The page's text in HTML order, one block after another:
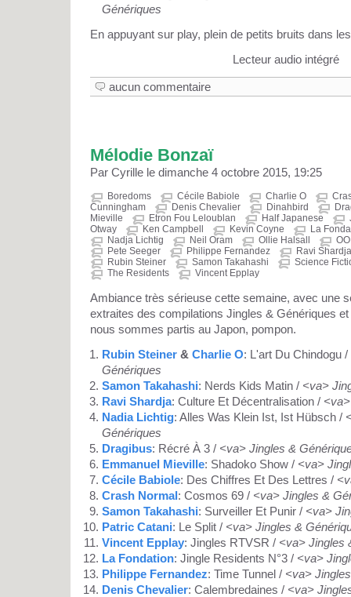
Génériques
En appuyant sur play, plein de petits bruits dans
Lecteur audio intégré
aucun commentaire
Mélodie Bonzaï
Par Cyrille le dimanche 4 octobre 2015, 19:25
Boredoms Cécile Babiole Charlie O
Cunningham
Denis Chevalier Dinahbird
Mieville
Etron Fou Leloublan Half Japanese
Otway
Ken Campbell Kevin Coyne
La
Nadja Lichtig
Neil Oram Ollie Halsall
Pete Seeger
Philippe Fernandez
Ravi Shardja
Rubin Steiner
Samon Takahashi
Science
The Residents
Vincent Epplay
Ambiance très sérieuse cette semaine, avec une
extraites des compilations Jingles & Génériques
nous sommes partis au Japon, pompon.
Rubin Steiner & Charlie O: L'art Du Chindogu /
Génériques
Samon Takahashi: Nerds Kids Matin / <va>
Ravi Shardja: Culture Et Décentralisation /
Nadia Lichtig: Alles Was Klein Ist, Ist Hübsch /
Génériques
Dragibus: Récré À 3 / <va> Jingles &
Emmanuel Mieville: Shadoko Show / <va>
Cécile Babiole: Des Chiffres Et Des Lettres /
Crash Normal: Cosmos 69 / <va> Jingles &
Samon Takahashi: Surveiller Et Punir / <va>
Patric Catani: Le Split / <va> Jingles &
Vincent Epplay: Jingles RTVSR / <va> Jingles
La Fondation: Jingle Residents N°3 / <va>
Philippe Fernandez: Time Tunnel / <va>
Denis Chevalier: Calembredaines / <va>